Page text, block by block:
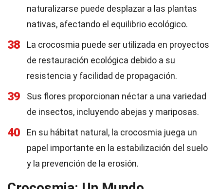
naturalizarse puede desplazar a las plantas
nativas, afectando el equilibrio ecológico.
38
La crocosmia puede ser utilizada en proyectos
de restauración ecológica debido a su
resistencia y facilidad de propagación.
39
Sus flores proporcionan néctar a una variedad
de insectos, incluyendo abejas y mariposas.
40
En su hábitat natural, la crocosmia juega un
papel importante en la estabilización del suelo
y la prevención de la erosión.